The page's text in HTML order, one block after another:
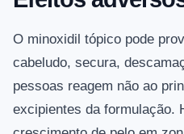
O minoxidil tópico pode
cabeludo, secura,
pessoas reagem não ao
excipientes da formulação.